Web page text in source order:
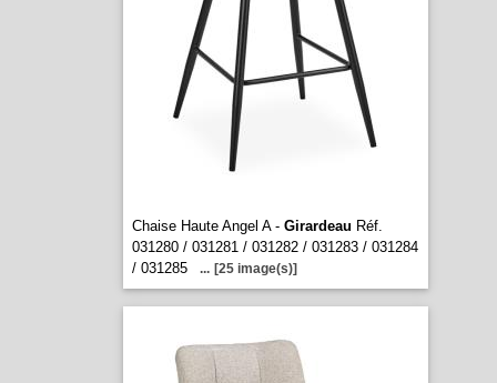
Chaise Haute Angel A - Girardeau Réf.
031280 / 031281 / 031282 / 031283 / 031284
/ 031285
... [25 image(s)]